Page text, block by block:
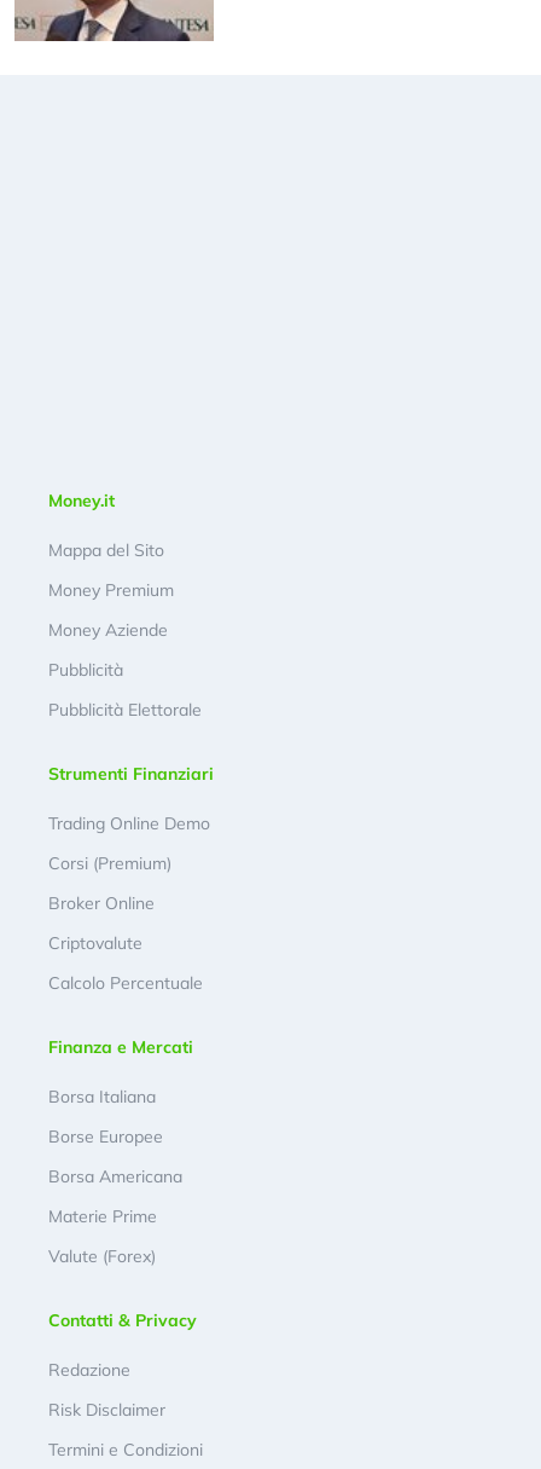
Money.it
Mappa del Sito
Money Premium
Money Aziende
Pubblicità
Pubblicità Elettorale
Strumenti Finanziari
Trading Online Demo
Corsi (Premium)
Broker Online
Criptovalute
Calcolo Percentuale
Finanza e Mercati
Borsa Italiana
Borse Europee
Borsa Americana
Materie Prime
Valute (Forex)
Contatti & Privacy
Redazione
Risk Disclaimer
Termini e Condizioni